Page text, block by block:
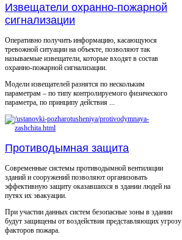
Извещатели охранно-пожарной
сигнализации
Оперативно получить информацию, касающуюся
тревожной ситуации на объекте, позволяют так
называемые извещатели, которые входят в состав
охранно-пожарной сигнализации.
Модели извещателей разнятся по нескольким
параметрам – по типу контролируемого физического
параметра, по принципу действия ...
Противодымная защита
Современные системы противодымной вентиляции
зданий и сооружений позволяют организовать
эффективную защиту оказавшихся в здании людей на
путях их эвакуации.
При участии данных систем безопасные зоны в здании
будут защищены от воздействия представляющих угрозу
факторов пожара.